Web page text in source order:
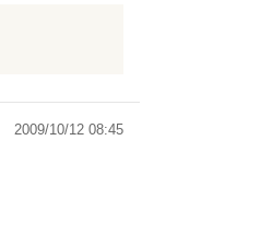
2009/10/12 08:45